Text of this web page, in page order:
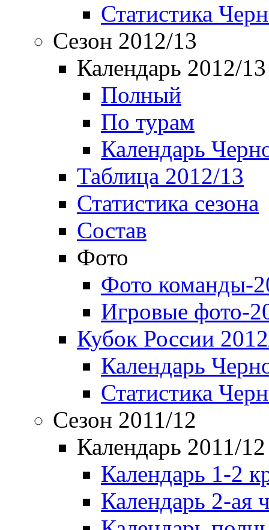
Статистика
Сезон 2012/13
Календарь 2012/13
Полный
По турам
Календарь
Таблица 2012/13
Статистика сезона
Состав
Фото
Фото команды-
Игровые фото-
Кубок России
Календарь
Статистика
Сезон 2011/12
Календарь 2011/12
Календарь 1-2
Календарь 2-ая